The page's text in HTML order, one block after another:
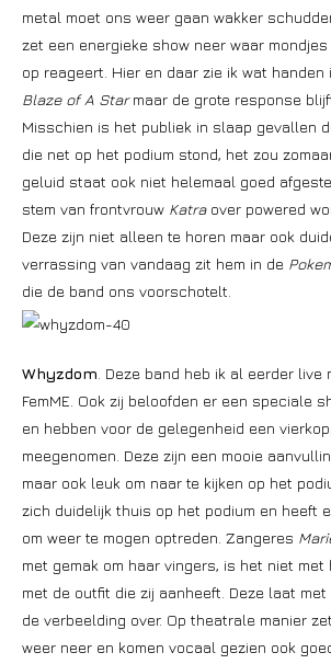
metal moet ons weer gaan wakker
zet een energieke show neer waar
op reageert. Hier en daar zie ik wat
Blaze of A Starmaar de grote response
Misschien is het publiek in slaap gevallen
die net op het podium stond, het zou
geluid staat ook niet helemaal goed
stem van frontvrouw Katraover powered
Deze zijn niet alleen te horen maar ook
verrassing van vandaag zit hem in de
die de band ons voorschotelt.
Whyzdom . Deze band heb ik al eerder live
FemME. Ook zij beloofden er een speciale
en hebben voor de gelegenheid een
meegenomen. Deze zijn een mooie
maar ook leuk om naar te kijken op het
zich duidelijk thuis op het podium en heeft
om weer te mogen optreden. Zangeres
met gemak om haar vingers, is het niet met
met de outfit die zij aanheeft. Deze laat
de verbeelding over. Op theatrale manier
weer neer en komen vocaal gezien ook